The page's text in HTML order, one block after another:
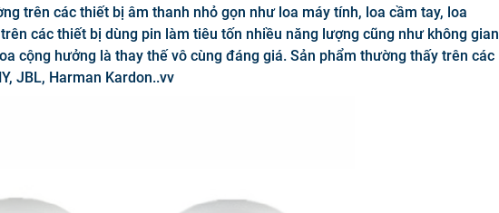
trên các thiết bị âm thanh nhỏ gọn như loa máy tính, loa cầm tay, loa
các thiết bị dùng pin làm tiêu tốn nhiều năng lượng cũng như không gian
cộng hưởng là thay thế vô cùng đáng giá. Sản phẩm thường thấy trên các
JBL, Harman Kardon..vv